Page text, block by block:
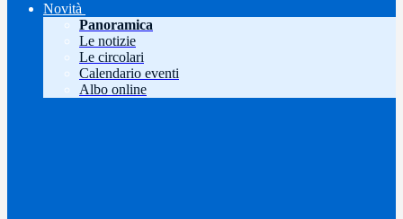
Novità
Panoramica
Le notizie
Le circolari
Calendario eventi
Albo online